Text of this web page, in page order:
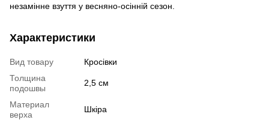
незамінне взуття у весняно-осінній сезон.
Характеристики
Вид товару
Кросівки
Толщина
подошвы
2,5 см
Материал
верха
Шкіра